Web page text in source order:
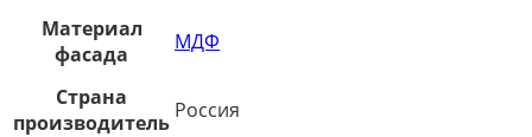
Материал
фасада
МДФ
Страна
производитель Россия